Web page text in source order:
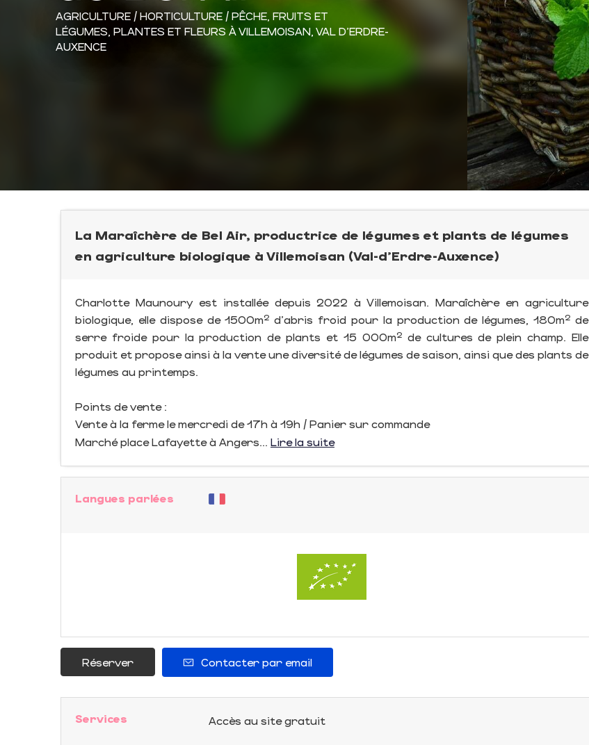
AGRICULTURE / HORTICULTURE / PÊCHE, FRUITS ET
LÉGUMES, PLANTES ET FLEURS À VILLEMOISAN, VAL D'ERDRE-
AUXENCE
La Maraîchère de Bel Air, productrice de légumes et plants de légumes
en agriculture biologique à Villemoisan (Val-d'Erdre-Auxence)
Charlotte Maunoury est installée depuis 2022 à Villemoisan. Maraîchère en agriculture
biologique, elle dispose de 1500m² d'abris froid pour la production de légumes, 180m² de
serre froide pour la production de plants et 15 000m² de cultures de plein champ. Elle
produit et propose ainsi à la vente une diversité de légumes de saison, ainsi que des plants de
légumes au printemps.
Points de vente :
Vente à la ferme le mercredi de 17h à 19h / Panier sur commande
Marché place Lafayette à Angers... Lire la suite
Langues parlées
Réserver Contacter par email
Services Accès au site gratuit